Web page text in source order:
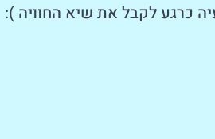
כרגע לקבל את שיא החוויה ):